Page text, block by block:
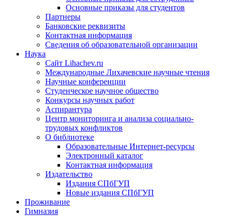
Основные приказы для студентов
Партнеры
Банковские реквизиты
Контактная информация
Сведения об образовательной организации
Наука
Сайт Lihachev.ru
Международные Лихачевские научные чтения
Научные конференции
Студенческое научное общество
Конкурсы научных работ
Аспирантура
Центр мониторинга и анализа социально-
трудовых конфликтов
О библиотеке
Образовательные Интернет-ресурсы
Электронный каталог
Контактная информация
Издательство
Издания СПбГУП
Новые издания СПбГУП
Проживание
Гимназия